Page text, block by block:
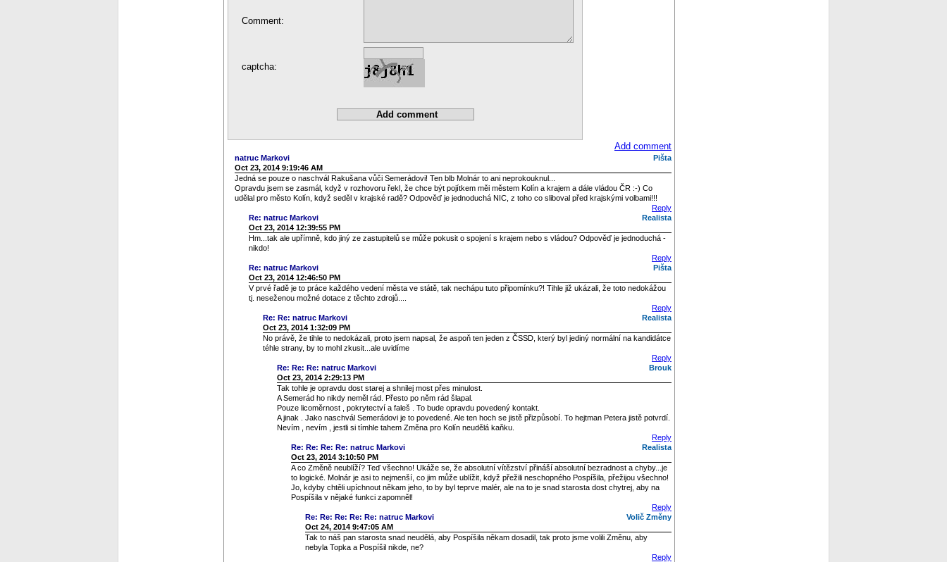
Comment:
captcha:
Add comment
Pišta
natruc Markovi
Oct 23, 2014 9:19:46 AM
Jedná se pouze o naschvál Rakušana vůči Semerádovi! Ten blb Molnár to ani neprokouknul...
Opravdu jsem se zasmál, když v rozhovoru řekl, že chce být pojítkem měi městem Kolín a krajem a dále vládou ČR :-) Co
udělal pro město Kolín, když seděl v krajské radě? Odpověď je jednoduchá NIC, z toho co sliboval před krajskými volbami!!!
Reply
Realista
Re: natruc Markovi
Oct 23, 2014 12:39:55 PM
Hm...tak ale upřímně, kdo jiný ze zastupitelů se může pokusit o spojení s krajem nebo s vládou? Odpověď je jednoduchá -
nikdo!
Reply
Pišta
Re: natruc Markovi
Oct 23, 2014 12:46:50 PM
V prvé řadě je to práce každého vedení města ve státě, tak nechápu tuto připomínku?! Tihle již ukázali, že toto nedokážou
tj. neseženou možné dotace z těchto zdrojů....
Reply
Realista
Re: Re: natruc Markovi
Oct 23, 2014 1:32:09 PM
No právě, že tihle to nedokázali, proto jsem napsal, že aspoň ten jeden z ČSSD, který byl jediný normální na kandidátce
téhle strany, by to mohl zkusit...ale uvidíme
Reply
Brouk
Re: Re: Re: natruc Markovi
Oct 23, 2014 2:29:13 PM
Tak tohle je opravdu dost starej a shnilej most přes minulost.
A Semerád ho nikdy neměl rád. Přesto po něm rád šlapal.
Pouze licoměrnost , pokrytectví a faleš . To bude opravdu povedený kontakt.
A jinak . Jako naschvál Semerádovi je to povedené. Ale ten hoch se jistě přizpůsobí. To hejtman Petera jistě potvrdí.
Nevím , nevím , jestli si tímhle tahem Změna pro Kolín neudělá kaňku.
Reply
Realista
Re: Re: Re: Re: natruc Markovi
Oct 23, 2014 3:10:50 PM
A co Změně neublíží? Teď všechno! Ukáže se, že absolutní vítězství přináší absolutní bezradnost a chyby...je
to logické. Molnár je asi to nejmenší, co jim může ublížit, když přežili neschopného Pospíšila, přežijou všechno!
Jo, kdyby chtěli upíchnout někam jeho, to by byl teprve malér, ale na to je snad starosta dost chytrej, aby na
Pospíšila v nějaké funkci zapomněl!
Reply
Volič Změny
Re: Re: Re: Re: Re: natruc Markovi
Oct 24, 2014 9:47:05 AM
Tak to náš pan starosta snad neudělá, aby Pospíšila někam dosadil, tak proto jsme volili Změnu, aby
nebyla Topka a Pospíšil nikde, ne?
Reply